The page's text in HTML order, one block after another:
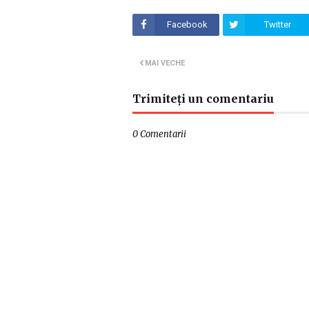
Facebook Twitter
MAI VECHE
Trimiteți un comentariu
0 Comentarii